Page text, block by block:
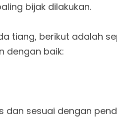
bijak dilakukan.
tiang, berikut adalah
dengan baik:
dan sesuai dengan